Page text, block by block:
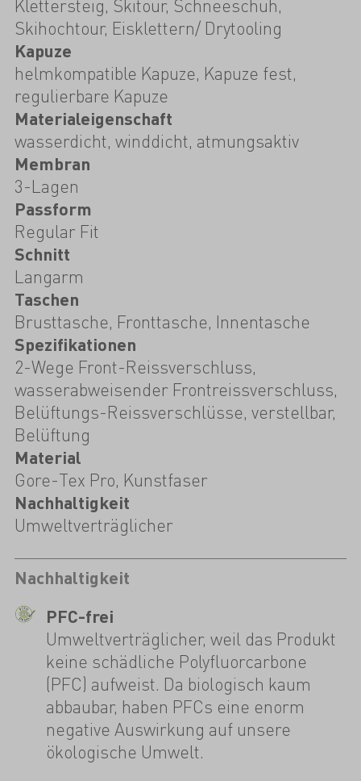
Klettersteig, Skitour, Schneeschuh,
Skihochtour, Eisklettern/ Drytooling
Kapuze
helmkompatible Kapuze, Kapuze fest,
regulierbare Kapuze
Materialeigenschaft
wasserdicht, winddicht, atmungsaktiv
Membran
3-Lagen
Passform
Regular Fit
Schnitt
Langarm
Taschen
Brusttasche, Fronttasche, Innentasche
Spezifikationen
2-Wege Front-Reissverschluss,
wasserabweisender Frontreissverschluss,
Belüftungs-Reissverschlüsse, verstellbar,
Belüftung
Material
Gore-Tex Pro, Kunstfaser
Nachhaltigkeit
Umweltverträglicher
Nachhaltigkeit
PFC-frei
Umweltverträglicher, weil das Produkt
keine schädliche Polyfluorcarbone
(PFC) aufweist. Da biologisch kaum
abbaubar, haben PFCs eine enorm
negative Auswirkung auf unsere
ökologische Umwelt.